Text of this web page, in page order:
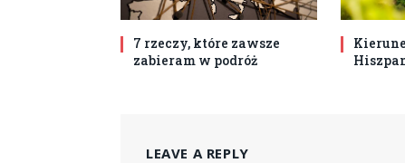
7 rzeczy, które zawsze
zabieram w podróż
LEAVE A REPLY